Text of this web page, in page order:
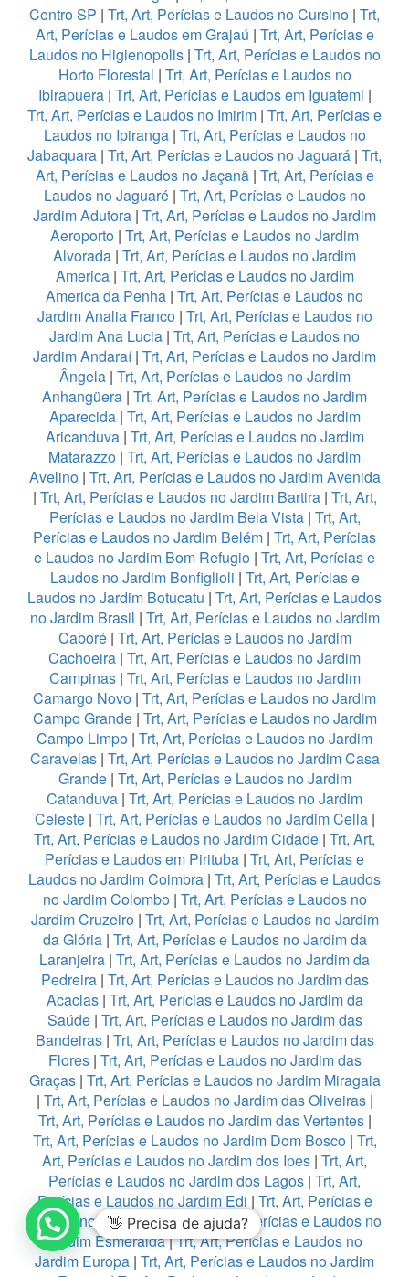
Centro SP | Trt, Art, Perícias e Laudos no Cursino | Trt,
Art, Perícias e Laudos em Grajaú | Trt, Art, Perícias e
Laudos no Higienopolis| Trt, Art, Perícias e Laudos no
Horto Florestal | Trt, Art, Perícias e Laudos no
Ibirapuera| Trt, Art, Perícias e Laudos em Iguatemi |
Trt, Art, Perícias e Laudos no Imirim | Trt, Art, Perícias e
Laudos no Ipiranga| Trt, Art, Perícias e Laudos no
Jabaquara | Trt, Art, Perícias e Laudos no Jaguará | Trt,
Art, Perícias e Laudos no Jaçanã| Trt, Art, Perícias e
Laudos no Jaguaré| Trt, Art, Perícias e Laudos no
Jardim Adutora | Trt, Art, Perícias e Laudos no Jardim
Aeroporto | Trt, Art, Perícias e Laudos no Jardim
Alvorada | Trt, Art, Perícias e Laudos no Jardim
America| Trt, Art, Perícias e Laudos no Jardim
America da Penha | Trt, Art, Perícias e Laudos no
Jardim Analia Franco| Trt, Art, Perícias e Laudos no
Jardim Ana Lucia | Trt, Art, Perícias e Laudos no
Jardim Andaraí| Trt, Art, Perícias e Laudos no Jardim
Ângela| Trt, Art, Perícias e Laudos no Jardim
Anhangüera | Trt, Art, Perícias e Laudos no Jardim
Aparecida| Trt, Art, Perícias e Laudos no Jardim
Aricanduva| Trt, Art, Perícias e Laudos no Jardim
Matarazzo | Trt, Art, Perícias e Laudos no Jardim
Avelino| Trt, Art, Perícias e Laudos no Jardim Avenida
| Trt, Art, Perícias e Laudos no Jardim Bartira| Trt, Art,
Perícias e Laudos no Jardim Bela Vista| Trt, Art,
Perícias e Laudos no Jardim Belém | Trt, Art, Perícias
e Laudos no Jardim Bom Refugio | Trt, Art, Perícias e
Laudos no Jardim Bonfiglioli | Trt, Art, Perícias e
Laudos no Jardim Botucatu | Trt, Art, Perícias e Laudos
no Jardim Brasil | Trt, Art, Perícias e Laudos no Jardim
Caboré| Trt, Art, Perícias e Laudos no Jardim
Cachoeira | Trt, Art, Perícias e Laudos no Jardim
Campinas| Trt, Art, Perícias e Laudos no Jardim
Camargo Novo | Trt, Art, Perícias e Laudos no Jardim
Campo Grande| Trt, Art, Perícias e Laudos no Jardim
Campo Limpo | Trt, Art, Perícias e Laudos no Jardim
Caravelas| Trt, Art, Perícias e Laudos no Jardim Casa
Grande| Trt, Art, Perícias e Laudos no Jardim
Catanduva | Trt, Art, Perícias e Laudos no Jardim
Celeste| Trt, Art, Perícias e Laudos no Jardim Celia|
Trt, Art, Perícias e Laudos no Jardim Cidade | Trt, Art,
Perícias e Laudos em Pirituba | Trt, Art, Perícias e
Laudos no Jardim Coimbra | Trt, Art, Perícias e Laudos
no Jardim Colombo| Trt, Art, Perícias e Laudos no
Jardim Cruzeiro| Trt, Art, Perícias e Laudos no Jardim
da Glória| Trt, Art, Perícias e Laudos no Jardim da
Laranjeira | Trt, Art, Perícias e Laudos no Jardim da
Pedreira| Trt, Art, Perícias e Laudos no Jardim das
Acacias| Trt, Art, Perícias e Laudos no Jardim da
Saúde| Trt, Art, Perícias e Laudos no Jardim das
Bandeiras| Trt, Art, Perícias e Laudos no Jardim das
Flores| Trt, Art, Perícias e Laudos no Jardim das
Graças| Trt, Art, Perícias e Laudos no Jardim Miragaia
| Trt, Art, Perícias e Laudos no Jardim das Oliveiras|
Trt, Art, Perícias e Laudos no Jardim das Vertentes|
Trt, Art, Perícias e Laudos no Jardim Dom Bosco| Trt,
Art, Perícias e Laudos no Jardim dos Ipes | Trt, Art,
Perícias e Laudos no Jardim dos Lagos | Trt, Art,
Perícias e Laudos no Jardim Edi | Trt, Art, Perícias e
Laudos no Jardim Eledy|Trt, Art, Perícias e Laudos no
Jardim Esmeralda|Trt, Art, Perícias e Laudos no
Jardim Europa | Trt, Art, Perícias e Laudos no Jardim
👋 Precisa de ajuda?